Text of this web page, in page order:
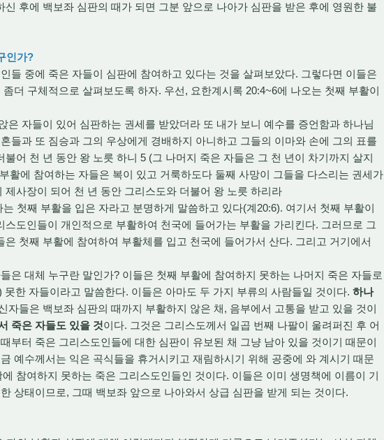
후에 백보좌 심판의 때가 되면 그분 앞으로 나아가 심판을 받은 후에 영원한 불
인가?
들 중에 죽은 자들이 심판에 참여하고 있다는 것을 살펴보았다. 그렇다면 이들은
더 구체적으로 살펴보도록 하자. 우선, 요한계시록 20:4~6에 나오는 첫째 부활이
은 자들이 있어 심판하는 권세를 받았더라 또 내가 보니 예수를 증언함과 하나님
들과 또 짐승과 그의 우상에게 경배하지 아니하고 그들의 이마와 손에 그의 표를
어 천 년 동안 왕 노릇 하니 5 (그 나머지 죽은 자들은 그 천 년이 차기까지 살지
활에 참여하는 자들은 복이 있고 거룩하도다 둘째 사망이 그들을 다스리는 권세가
사장이 되어 천 년 동안 그리스도와 더불어 왕 노릇 하리라
첫째 부활을 입은 자라고 분명하게 말씀하고 있다(계20:6). 여기서 첫째 부활이
도인들이 개인적으로 부활하여 천국에 들어가는 부활을 가리킨다. 그러므로 그
첫째 부활에 참여하여 부활체를 입고 천국에 들어가서 산다. 그리고 거기에서
은 대체 누구란 말인가? 이들은 첫째 부활에 참여하지 못하는 나머지 죽은 자들로
한 자들이라고 말씀한다. 이들은 아마도 두 가지 부류의 사람들일 것이다. 하나
자들은 백보좌 심판의 때까지 부활하지 않은 채, 음부에서 고통을 받고 있을 것이
죽은 자들도 있을 것이다. 그것은 그리스도께서 일곱 번째 나팔이 울려퍼진 후 어
부터 죽은 그리스도인들에 대한 심판이 유보된 채 그냥 남아 있을 것이기 때문이
예수께서는 익은 곡식들을 휴거시키고 재림하시기 위해 공중에 와 계시기 때문
참여하지 못하는 죽은 그리스도인들인 것이다. 이들은 이미 생명책에 이름이 기
상태이므로, 그때 백보좌 앞으로 나아와서 상급 심판을 받게 되는 것이다.